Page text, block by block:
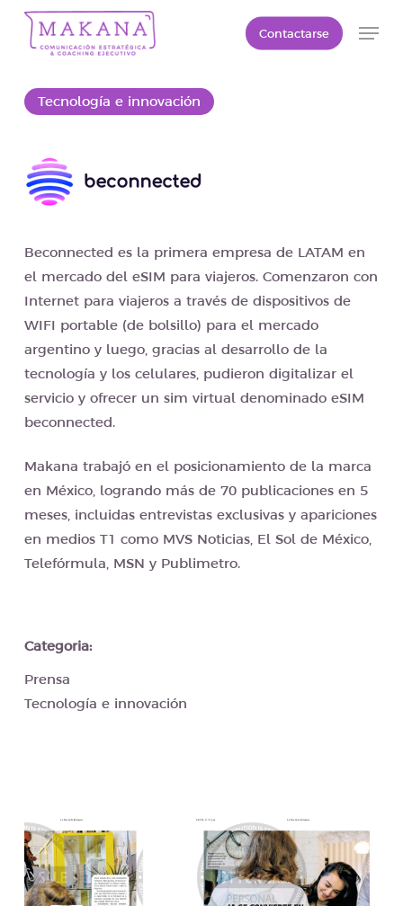
Skip
Contactarse
Tecnología e innovación
Beconnected es la primera empresa de LATAM en
el mercado del eSIM para viajeros. Comenzaron con
Internet para viajeros a través de dispositivos de
WIFI portable (de bolsillo) para el mercado
argentino y luego, gracias al desarrollo de la
tecnología y los celulares, pudieron digitalizar el
servicio y ofrecer un sim virtual denominado eSIM
beconnected.
Makana trabajó en el posicionamiento de la marca
en México, logrando más de 70 publicaciones en 5
meses, incluidas entrevistas exclusivas y apariciones
en medios T1 como MVS Noticias, El Sol de México,
Telefórmula, MSN y Publimetro.
Categoria:
Prensa
Tecnología e innovación